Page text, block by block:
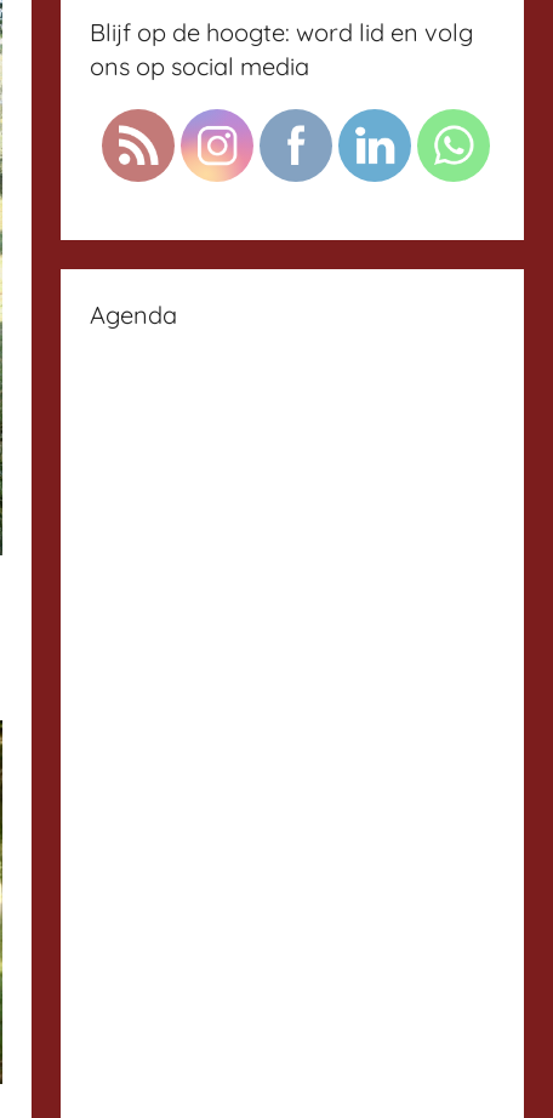
Blijf op de hoogte: word lid en volg
ons op social media
Agenda